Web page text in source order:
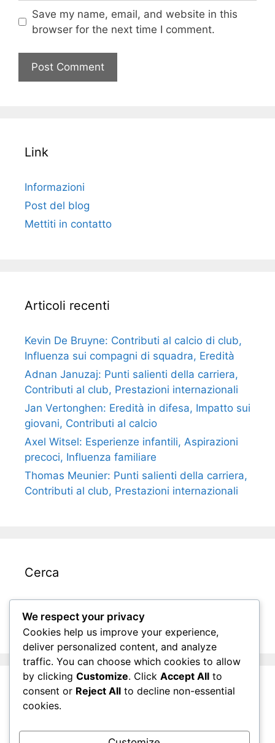
Save my name, email, and website in this
browser for the next time I comment.
Link
Informazioni
Post del blog
Mettiti in contatto
Articoli recenti
Kevin De Bruyne: Contributi al calcio di club,
Influenza sui compagni di squadra, Eredità
Adnan Januzaj: Punti salienti della carriera,
Contributi al club, Prestazioni internazionali
Jan Vertonghen: Eredità in difesa, Impatto sui
giovani, Contributi al calcio
Axel Witsel: Esperienze infantili, Aspirazioni
precoci, Influenza familiare
Thomas Meunier: Punti salienti della carriera,
Contributi al club, Prestazioni internazionali
Cerca
for:
Archivio
March 2026
We respect your privacy
Cookies help us improve your experience,
deliver personalized content, and analyze
traffic. You can choose which cookies to allow
by clicking Customize. Click Accept All to
consent or Reject All to decline non-essential
cookies.